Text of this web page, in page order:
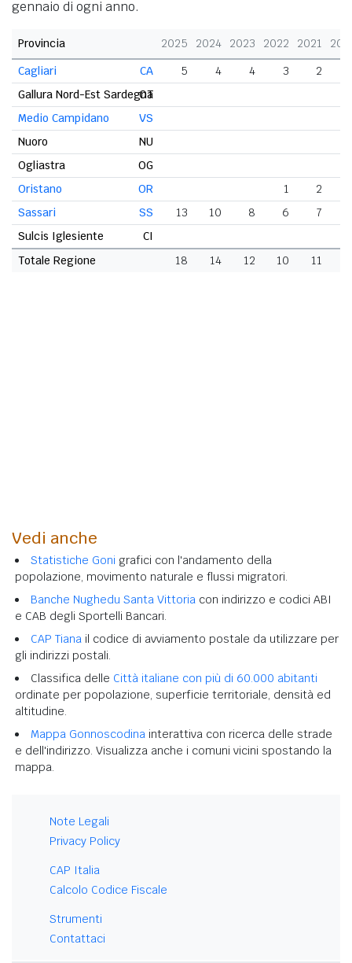
gennaio di ogni anno.
Provincia 2025 2024 2023 2022 2021
CA
Cagliari 5 4 4 3
2
OT
Gallura Nord-Est Sardegna
VS
Medio Campidano
NU
Nuoro
OG
Ogliastra
OR
Oristano 1 2
SS
Sassari 13 10 8 6 7
CI
Sulcis Iglesiente
Totale Regione
18 14 12 10 11
Vedi anche
Statistiche Goni grafici con l'andamento della
popolazione, movimento naturale e flussi migratori.
Banche Nughedu Santa Vittoria con indirizzo e codici ABI
e CAB degli Sportelli Bancari.
CAP Tiana il codice di avviamento postale da utilizzare per
gli indirizzi postali.
Classifica delle Città italiane con più di 60.000 abitanti
ordinate per popolazione, superficie territoriale, densità ed
altitudine.
Mappa Gonnoscodina interattiva con ricerca delle strade
e dell'indirizzo. Visualizza anche i comuni vicini spostando la
mappa.
Note Legali
Privacy Policy
CAP Italia
Calcolo Codice Fiscale
Strumenti
Contattaci